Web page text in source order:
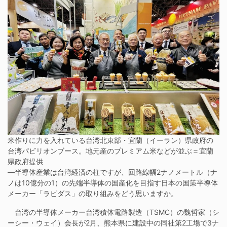
米作りに力を入れている台湾北東部・宜蘭（イーラン）県政府の
台湾パビリオンブース。地元産のプレミアム米などが並ぶ＝宜蘭
県政府提供
―半導体産業は台湾経済の柱ですが、回路線幅2ナノメートル（ナ
ノは10億分の1）の先端半導体の国産化を目指す日本の国策半導体
メーカー「ラピダス」の取り組みをどう思いますか。
台湾の半導体メーカー台湾積体電路製造（TSMC）の魏哲家（シ
ーシー・ウェイ）会長が2月、熊本県に建設中の同社第2工場で3ナ